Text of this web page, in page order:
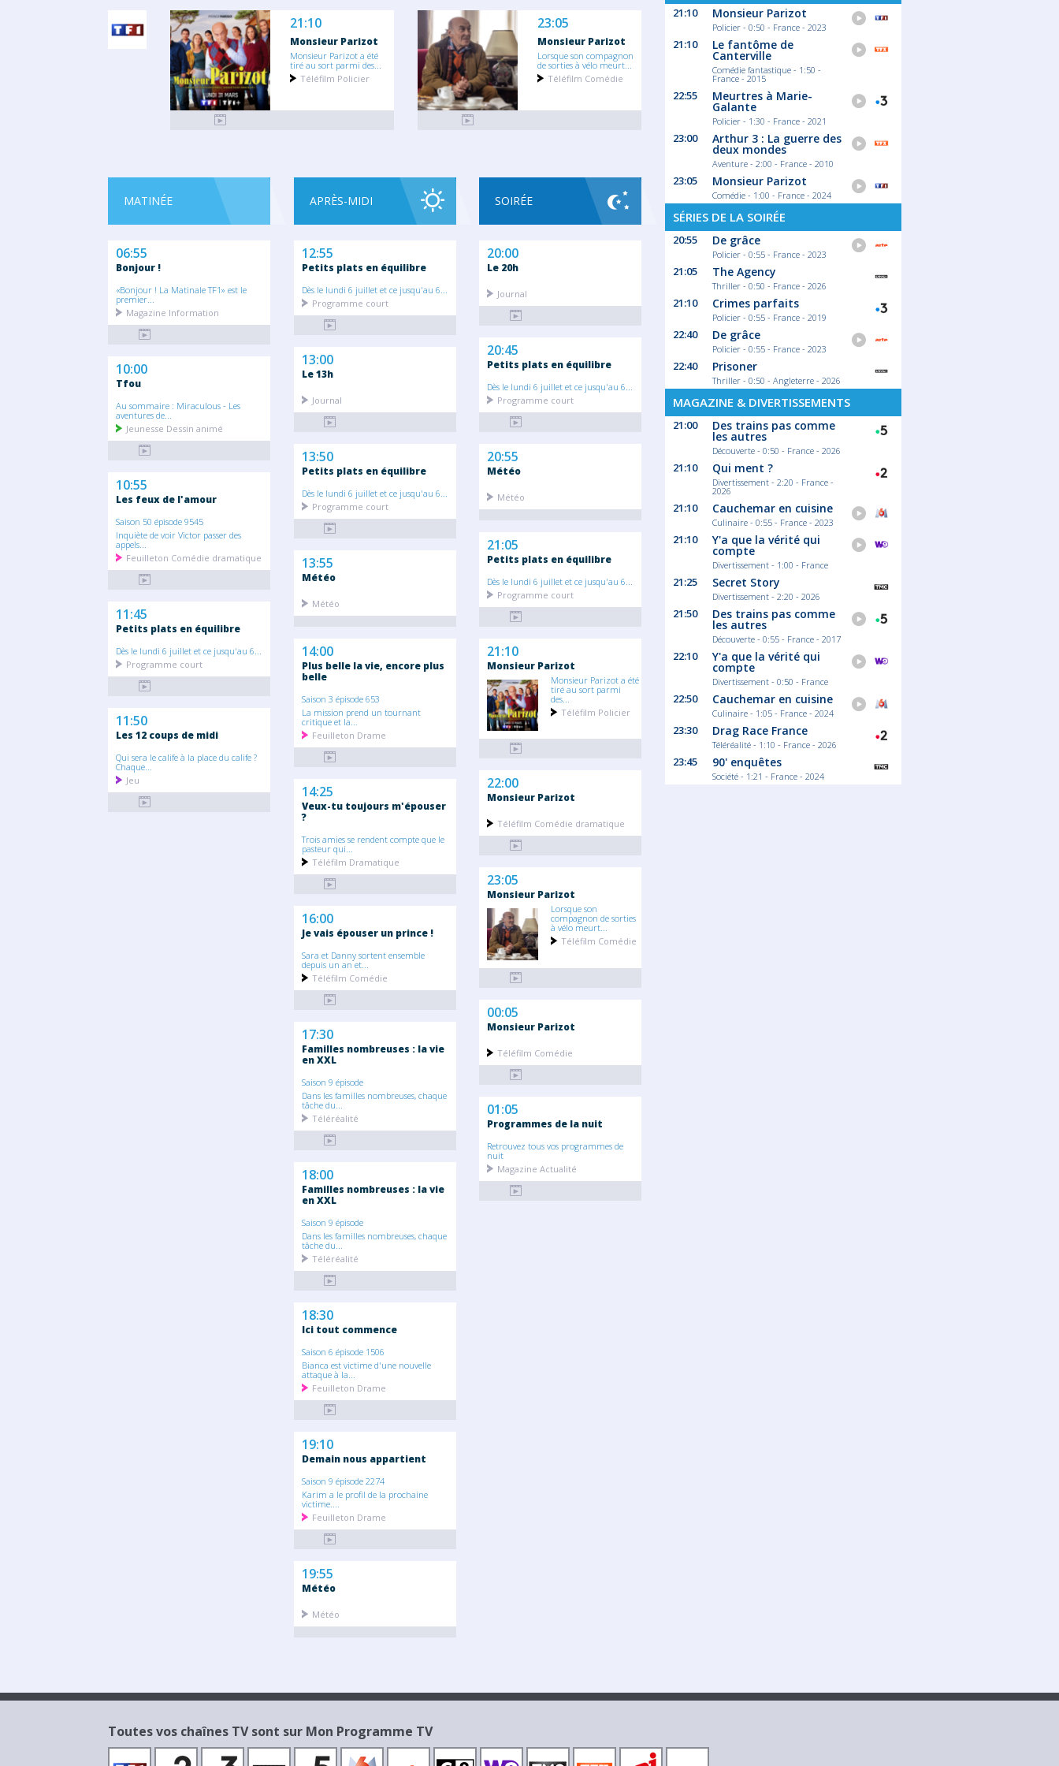
21:10
Monsieur Parizot
Monsieur Parizot a été
tiré au sort parmi des...
Téléfilm Policier
23:05
Monsieur Parizot
Lorsque son compagnon
de sorties à vélo meurt...
Téléfilm Comédie
MATINÉE
06:55
Bonjour !
«Bonjour ! La Matinale TF1» est le
premier...
Magazine Information
10:00
Tfou
Au sommaire : Miraculous - Les
aventures de...
Jeunesse Dessin animé
10:55
Les feux de l'amour
Saison 50 épisode 9545
Inquiète de voir Victor passer des
appels...
Feuilleton Comédie dramatique
11:45
Petits plats en équilibre
Dès le lundi 6 juillet et ce jusqu'au 6...
Programme court
11:50
Les 12 coups de midi
Qui sera le calife à la place du calife ?
Chaque...
Jeu
APRÈS-MIDI
12:55
Petits plats en équilibre
Dès le lundi 6 juillet et ce jusqu'au 6...
Programme court
13:00
Le 13h
Journal
13:50
Petits plats en équilibre
Dès le lundi 6 juillet et ce jusqu'au 6...
Programme court
13:55
Météo
Météo
14:00
Plus belle la vie, encore plus
belle
Saison 3 épisode 653
La mission prend un tournant
critique et la...
Feuilleton Drame
14:25
Veux-tu toujours m'épouser
?
Trois amies se rendent compte que le
pasteur qui...
Téléfilm Dramatique
16:00
Je vais épouser un prince !
Sara et Danny sortent ensemble
depuis un an et...
Téléfilm Comédie
17:30
Familles nombreuses : la vie
en XXL
Saison 9 épisode
Dans les familles nombreuses, chaque
tâche du...
Téléréalité
18:00
Familles nombreuses : la vie
en XXL
Saison 9 épisode
Dans les familles nombreuses, chaque
tâche du...
Téléréalité
18:30
Ici tout commence
Saison 6 épisode 1506
Bianca est victime d'une nouvelle
attaque à la...
Feuilleton Drame
19:10
Demain nous appartient
Saison 9 épisode 2274
Karim a le profil de la prochaine
victime....
Feuilleton Drame
19:55
Météo
Météo
SOIRÉE
20:00
Le 20h
Journal
20:45
Petits plats en équilibre
Dès le lundi 6 juillet et ce jusqu'au 6...
Programme court
20:55
Météo
Météo
21:05
Petits plats en équilibre
Dès le lundi 6 juillet et ce jusqu'au 6...
Programme court
21:10
Monsieur Parizot
Monsieur Parizot a été
tiré au sort parmi
des...
Téléfilm Policier
22:00
Monsieur Parizot
Téléfilm Comédie dramatique
23:05
Monsieur Parizot
Lorsque son
compagnon de sorties
à vélo meurt...
Téléfilm Comédie
00:05
Monsieur Parizot
Téléfilm Comédie
01:05
Programmes de la nuit
Retrouvez tous vos programmes de
nuit
Magazine Actualité
21:10 Monsieur Parizot
Policier - 0:50 - France - 2023
21:10 Le fantôme de
Canterville
Comédie fantastique - 1:50 -
France - 2015
22:55 Meurtres à Marie-
Galante
Policier - 1:30 - France - 2021
23:00 Arthur 3 : La guerre des
deux mondes
Aventure - 2:00 - France - 2010
23:05 Monsieur Parizot
Comédie - 1:00 - France - 2024
SÉRIES DE LA SOIRÉE
20:55 De grâce
Policier - 0:55 - France - 2023
21:05 The Agency
Thriller - 0:50 - France - 2026
21:10 Crimes parfaits
Policier - 0:55 - France - 2019
22:40 De grâce
Policier - 0:55 - France - 2023
22:40 Prisoner
Thriller - 0:50 - Angleterre - 2026
MAGAZINE & DIVERTISSEMENTS
21:00 Des trains pas comme
les autres
Découverte - 0:50 - France - 2026
21:10 Qui ment ?
Divertissement - 2:20 - France -
2026
21:10 Cauchemar en cuisine
Culinaire - 0:55 - France - 2023
21:10 Y'a que la vérité qui
compte
Divertissement - 1:00 - France
21:25 Secret Story
Divertissement - 2:20 - 2026
21:50 Des trains pas comme
les autres
Découverte - 0:55 - France - 2017
22:10 Y'a que la vérité qui
compte
Divertissement - 0:50 - France
22:50 Cauchemar en cuisine
Culinaire - 1:05 - France - 2024
23:30 Drag Race France
Téléréalité - 1:10 - France - 2026
23:45 90' enquêtes
Société - 1:21 - France - 2024
Toutes vos chaînes TV sont sur Mon Programme TV